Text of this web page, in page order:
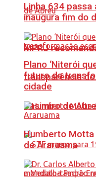
MPRJ
transparência
Casimiro de
Linha 634
inaugura fim do
Plano ‘Niterói
futuro da
cidade
Humberto Motta
de Araruama